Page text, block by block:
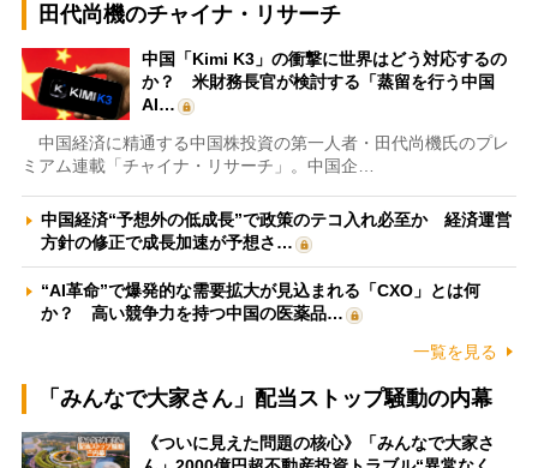
田代尚機のチャイナ・リサーチ
中国「Kimi K3」の衝撃に世界はどう対応するの
か？ 米財務長官が検討する「蒸留を行う中国
AI…
中国経済に精通する中国株投資の第一人者・田代尚機氏のプレ
ミアム連載「チャイナ・リサーチ」。中国企…
中国経済“予想外の低成長”で政策のテコ入れ必至か 経済運営
方針の修正で成長加速が予想さ…
“AI革命”で爆発的な需要拡大が見込まれる「CXO」とは何
か？ 高い競争力を持つ中国の医薬品…
一覧を見る
「みんなで大家さん」配当ストップ騒動の内幕
《ついに見えた問題の核心》「みんなで大家さ